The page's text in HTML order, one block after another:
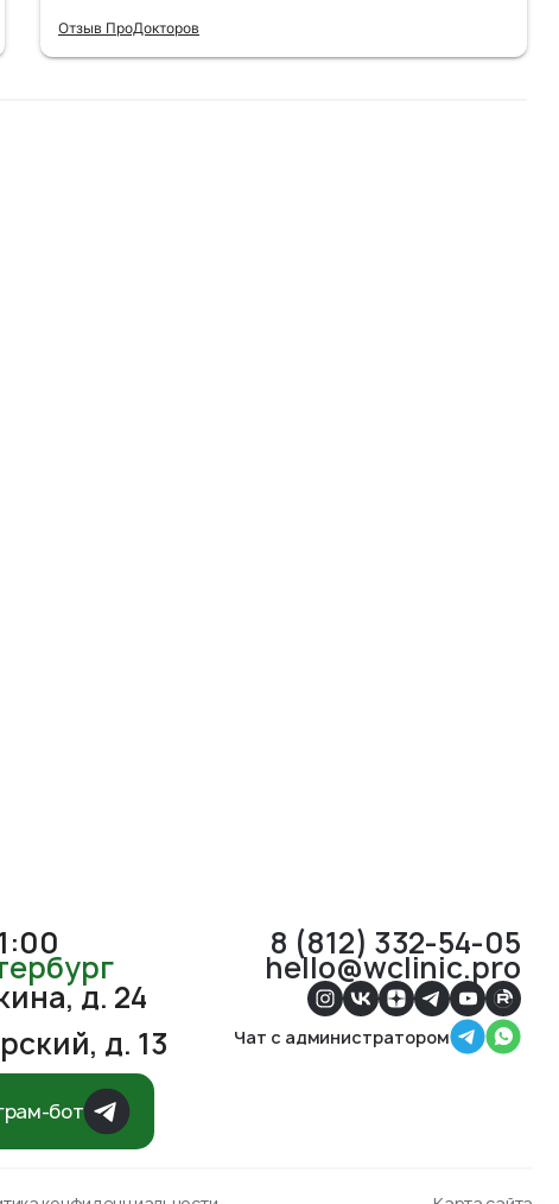
который тщательно ознакомился с моей
историей, поставил мне диагноз и назначил
Отзыв ПроДокторов
д. 24
д. 13
бот
8 (812) 332-54-05
hello@wclinic.pro
Чат с администратором